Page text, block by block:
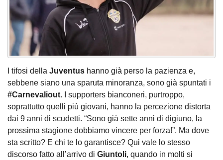
I tifosi della Juventus hanno già perso la pazienza e,
sebbene siano una sparuta minoranza, sono già spuntati i
#Carnevaliout. I supporters bianconeri, purtroppo,
soprattutto quelli più giovani, hanno la percezione distorta
dai 9 anni di scudetti. “Sono già sette anni di digiuno, la
prossima stagione dobbiamo vincere per forza!”. Ma dove
sta scritto? E chi te lo garantisce? Qui vale lo stesso
discorso fatto all’arrivo di Giuntoli, quando in molti si